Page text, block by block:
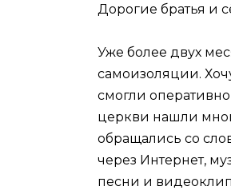
Дорогие братья и
Уже более двух
самоизоляции.
смогли
церкви нашли
обращались со
через Интернет,
песни и